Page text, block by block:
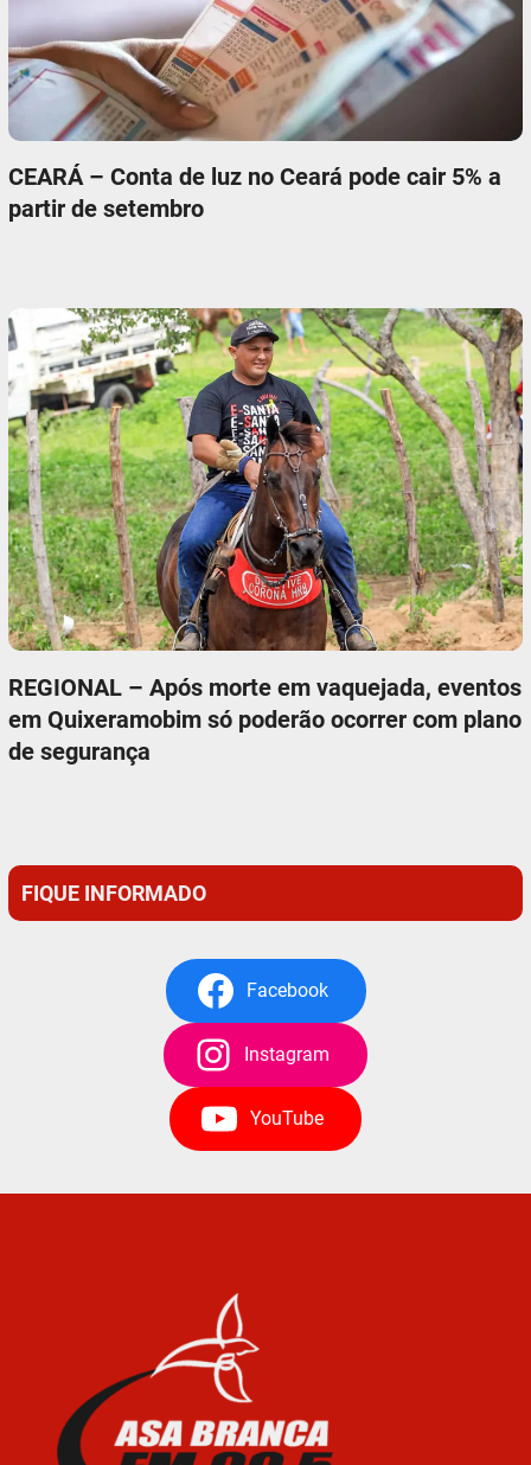
CEARÁ – Conta de luz no Ceará pode cair 5% a
partir de setembro
REGIONAL – Após morte em vaquejada, eventos
em Quixeramobim só poderão ocorrer com plano
de segurança
FIQUE INFORMADO
Facebook
Instagram
YouTube